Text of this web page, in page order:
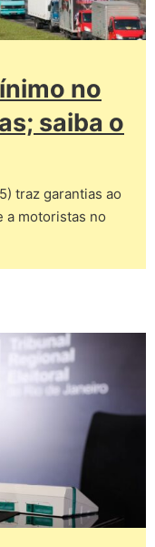
no
saiba o
traz garantias ao
a motoristas no